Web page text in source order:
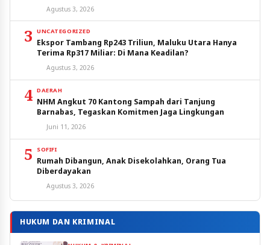
Agustus 3, 2026
3 UNCATEGORIZED
Ekspor Tambang Rp243 Triliun, Maluku Utara Hanya
Terima Rp317 Miliar: Di Mana Keadilan?
Agustus 3, 2026
4 DAERAH
NHM Angkut 70 Kantong Sampah dari Tanjung
Barnabas, Tegaskan Komitmen Jaga Lingkungan
Juni 11, 2026
5 SOFIFI
Rumah Dibangun, Anak Disekolahkan, Orang Tua
Diberdayakan
Agustus 3, 2026
HUKUM DAN KRIMINAL